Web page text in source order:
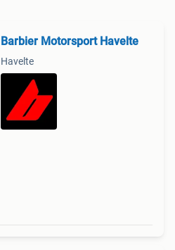
Barbier Motorsport Havelte
Havelte